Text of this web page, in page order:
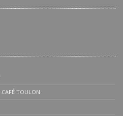
CAFÉ TOULON